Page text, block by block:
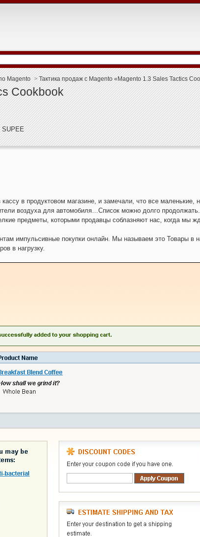
Magento > Тактика продаж с Magento «Magento 1.3 Sales Tactics
Cookbook
SUPEE
в продуктовом магазине, и замечали, что все
воздуха для автомобиля…Список можно долго
предметы, которыми продавцы соблазняют нас, когда мы
импульсивные покупки онлайн. Мы называем это Товары
в нагрузку.